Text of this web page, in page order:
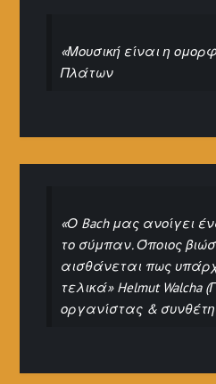
«Μουσική είναι η
Πλάτων
«Ο Bach μας ανοίγει
το σύμπαν. Όποιος
αισθάνεται πως
τελικά» Helmut Walcha
οργανίστας &